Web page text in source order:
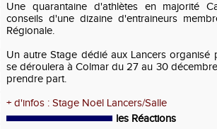
Une quarantaine d'athlètes en majorité
conseils d'une dizaine d'entraineurs
Régionale.
Un autre Stage dédié aux Lancers organisé
se déroulera à Colmar du 27 au 30
prendre part.
+ d'infos : Stage Noël Lancers/Salle
les Réactions